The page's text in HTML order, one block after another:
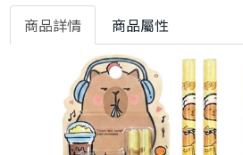
商品詳情 商品屬性